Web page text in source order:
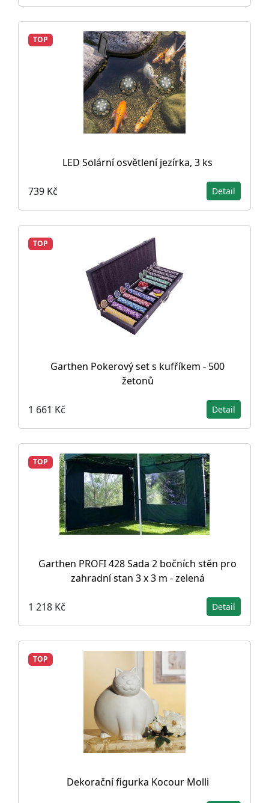
TOP
LED Solární osvětlení jezírka, 3 ks
739 Kč Detail
TOP
Garthen Pokerový set s kufříkem - 500
žetonů
1 661 Kč Detail
TOP
Garthen PROFI 428 Sada 2 bočních stěn pro
zahradní stan 3 x 3 m - zelená
1 218 Kč Detail
TOP
Dekorační figurka Kocour Molli